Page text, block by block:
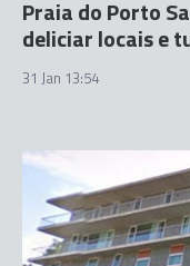
Praia do Porto
deliciar locais e
31 Jan 13:54